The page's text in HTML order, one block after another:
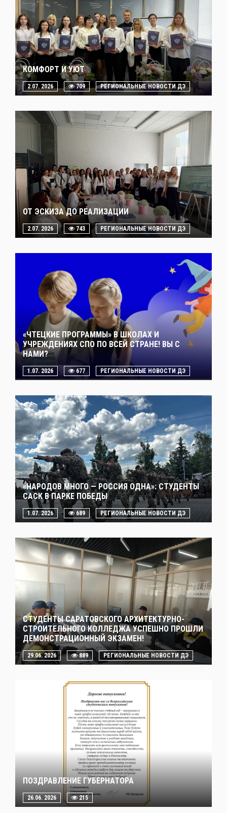
КОМФОРТ И УЮТ
2.07. 2026 709 РЕГИОНАЛЬНЫЕ НОВОСТИ ДЭ
ОТ ЭСКИЗА ДО РЕАЛИЗАЦИИ
2.07. 2026 743 РЕГИОНАЛЬНЫЕ НОВОСТИ ДЭ
«ЧТЕЦКИЕ ПРОГРАММЫ» В ШКОЛАХ И
УЧРЕЖДЕНИЯХ СПО ПО ВСЕЙ СТРАНЕ! ВЫ С
НАМИ?
1.07. 2026 677 РЕГИОНАЛЬНЫЕ НОВОСТИ ДЭ
«НАРОДОВ МНОГО — РОССИЯ ОДНА»: СТУДЕНТЫ
САСК В ПАРКЕ ПОБЕДЫ
1.07. 2026 689 РЕГИОНАЛЬНЫЕ НОВОСТИ ДЭ
СТУДЕНТЫ САРАТОВСКОГО АРХИТЕКТУРНО-
СТРОИТЕЛЬНОГО КОЛЛЕДЖА УСПЕШНО ПРОШЛИ
ДЕМОНСТРАЦИОННЫЙ ЭКЗАМЕН!
29.06. 2026 889 РЕГИОНАЛЬНЫЕ НОВОСТИ ДЭ
ПОЗДРАВЛЕНИЕ ГУБЕРНАТОРА
26.06. 2026 215